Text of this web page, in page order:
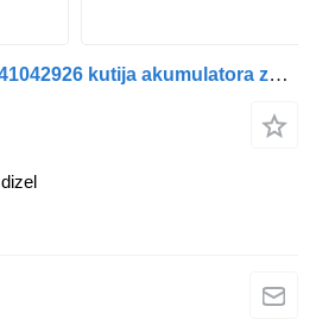
IVECO Stralis (01.02-) 41042926 kutija akumulatora za IVECO Stralis, Trakker (2002-) tegljača
dizel